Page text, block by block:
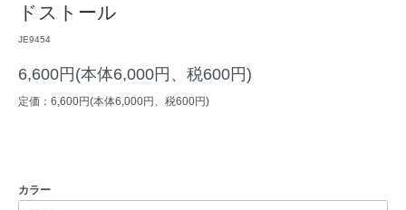
ドストール
JE9454
6,600円(本体6,000円、税600円)
定価：6,600円(本体6,000円、税600円)
カラー